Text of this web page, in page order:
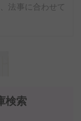
検索
法事に合わせて